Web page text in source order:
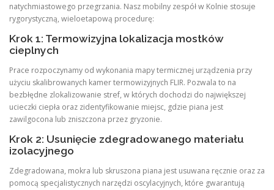
natychmiastowego przegrzania. Nasz mobilny zespół w Kolnie stosuje
rygorystyczną, wieloetapową procedurę:
Krok 1: Termowizyjna lokalizacja mostków
cieplnych
Prace rozpoczynamy od wykonania mapy termicznej urządzenia przy
użyciu skalibrowanych kamer termowizyjnych FLIR. Pozwala to na
bezbłędne zlokalizowanie stref, w których dochodzi do największej
ucieczki ciepła oraz zidentyfikowanie miejsc, gdzie piana jest
zawilgocona lub zniszczona przez gryzonie.
Krok 2: Usunięcie zdegradowanego materiału
izolacyjnego
Zdegradowana, mokra lub skruszona piana jest usuwana ręcznie oraz za
pomocą specjalistycznych narzędzi oscylacyjnych, które gwarantują